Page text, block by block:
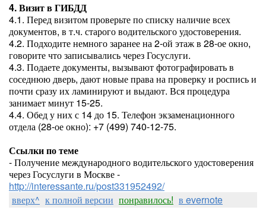
4. Визит в ГИБДД
4.1. Перед визитом проверьте по списку наличие всех
документов, в т.ч. старого водительского удостоверения.
4.2. Подходите немного заранее на 2-ой этаж в 28-ое окно,
говорите что записывались через Госуслуги.
4.3. Подаете документы, вызывают фотографировать в
соседнюю дверь, дают новые права на проверку и роспись и
почти сразу их ламинируют и выдают. Вся процедура
занимает минут 15-25.
4.4. Обед у них с 14 до 15. Телефон экзаменационного
отдела (28-ое окно): +7 (499) 740-12-75.
Ссылки по теме
- Получение международного водительского удостоверения
через Госуслуги в Москве -
http://interessante.ru/post331952492/
вверх^ к полной версии понравилось! в evernote